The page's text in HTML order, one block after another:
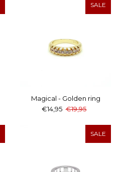
SALE
Magical - Golden ring
€14,95 €19,95
SALE